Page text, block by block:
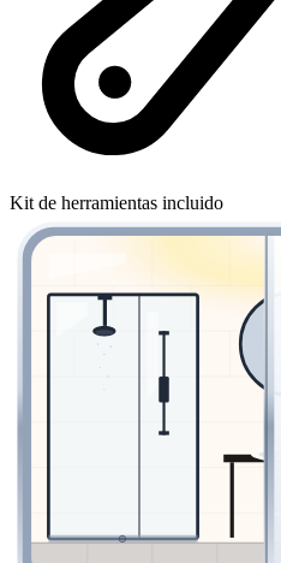
Kit de herramientas incluido